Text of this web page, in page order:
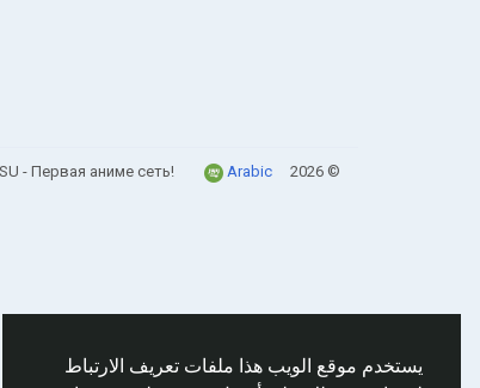
يستخدم موقع الويب هذا ملفات تعريف الارتباط
© 2026 AnimeSocial.SU - Первая аниме сеть!
Arabic